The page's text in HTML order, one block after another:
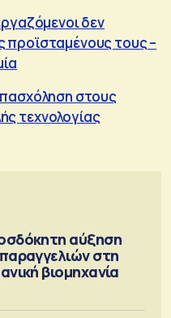
δεν
προϊσταμένους τους –
στους
τεχνολογίας
αύξηση
στη
βιομηχανία